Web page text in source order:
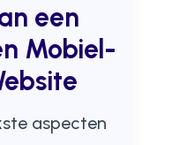
een
Mobiel-
aspecten